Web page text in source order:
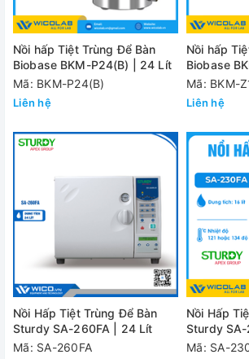
Nồi hấp Tiệt Trùng Để Bàn
Biobase BKM-P24(B) | 24 Lít
Mã: BKM-P24(B)
Liên hệ
Nồi hấp
Biobase
Mã: BKM-
Liên hệ
Nồi Hấp Tiệt Trùng Để Bàn
Sturdy SA-260FA | 24 Lít
Mã: SA-260FA
Nồi Hấp
Sturdy
Mã: SA-